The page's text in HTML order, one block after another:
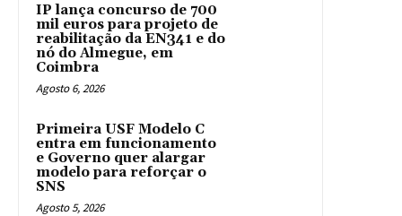
IP lança concurso de 700
mil euros para projeto de
reabilitação da EN341 e do
nó do Almegue, em
Coimbra
Agosto 6, 2026
Primeira USF Modelo C
entra em funcionamento
e Governo quer alargar
modelo para reforçar o
SNS
Agosto 5, 2026